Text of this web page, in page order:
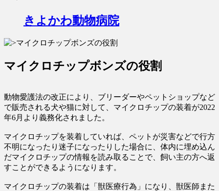
きよかわ動物病院
マイクロチップボンズの役割
動物愛護法の改正により、ブリーダーやペットショップなど
で販売される犬や猫に対して、マイクロチップの装着が2022
年6月より義務化されました。
マイクロチップを装着していれば、ペットが災害などで行方
不明になったり迷子になったりした場合に、体内に埋め込ん
だマイクロチップの情報を読み取ることで、飼い主の方へ返
すことができるようになります。
マイクロチップの装着は「獣医療行為」になり、獣医師また